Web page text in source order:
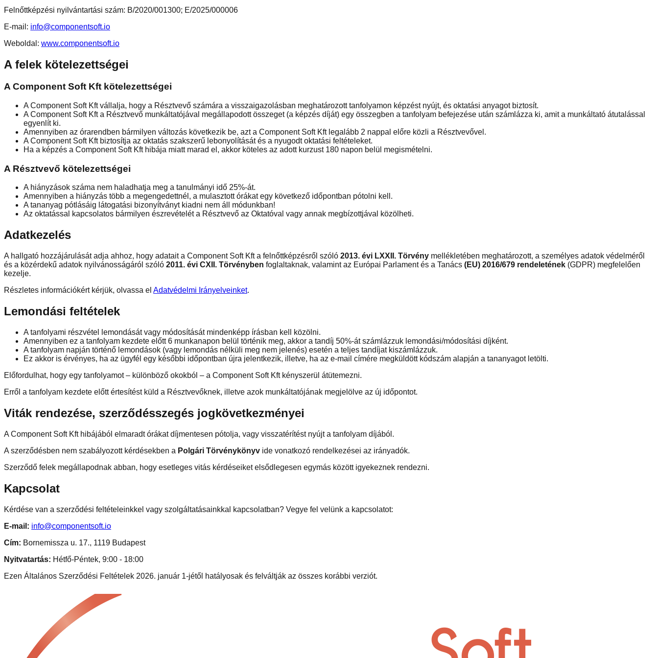
Felnőttképzési nyilvántartási szám: B/2020/001300; E/2025/000006
E-mail: info@componentsoft.io
Weboldal: www.componentsoft.io
A felek kötelezettségei
A Component Soft Kft kötelezettségei
A Component Soft Kft vállalja, hogy a Résztvevő számára a visszaigazolásban meghatározott tanfolyamon képzést nyújt, és oktatási anyagot biztosít.
A Component Soft Kft a Résztvevő munkáltatójával megállapodott összeget (a képzés díját) egy összegben a tanfolyam befejezése után számlázza ki, amit a munkáltató átutalással
egyenlít ki.
Amennyiben az órarendben bármilyen változás következik be, azt a Component Soft Kft legalább 2 nappal előre közli a Résztvevővel.
A Component Soft Kft biztosítja az oktatás szakszerű lebonyolítását és a nyugodt oktatási feltételeket.
Ha a képzés a Component Soft Kft hibája miatt marad el, akkor köteles az adott kurzust 180 napon belül megismételni.
A Résztvevő kötelezettségei
A hiányzások száma nem haladhatja meg a tanulmányi idő 25%-át.
Amennyiben a hiányzás több a megengedettnél, a mulasztott órákat egy következő időpontban pótolni kell.
A tananyag pótlásáig látogatási bizonyítványt kiadni nem áll módunkban!
Az oktatással kapcsolatos bármilyen észrevételét a Résztvevő az Oktatóval vagy annak megbízottjával közölheti.
Adatkezelés
A hallgató hozzájárulását adja ahhoz, hogy adatait a Component Soft Kft a felnőttképzésről szóló 2013. évi LXXII. Törvény mellékletében meghatározott, a személyes adatok védelméről
és a közérdekű adatok nyilvánosságáról szóló 2011. évi CXII. Törvényben foglaltaknak, valamint az Európai Parlament és a Tanács (EU) 2016/679 rendeletének (GDPR) megfelelően
kezelje.
Részletes információkért kérjük, olvassa el Adatvédelmi Irányelveinket.
Lemondási feltételek
A tanfolyami részvétel lemondását vagy módosítását mindenképp írásban kell közölni.
Amennyiben ez a tanfolyam kezdete előtt 6 munkanapon belül történik meg, akkor a tandíj 50%-át számlázzuk lemondási/módosítási díjként.
A tanfolyam napján történő lemondások (vagy lemondás nélküli meg nem jelenés) esetén a teljes tandíjat kiszámlázzuk.
Ez akkor is érvényes, ha az ügyfél egy későbbi időpontban újra jelentkezik, illetve, ha az e-mail címére megküldött kódszám alapján a tananyagot letölti.
Előfordulhat, hogy egy tanfolyamot – különböző okokból – a Component Soft Kft kényszerül átütemezni.
Erről a tanfolyam kezdete előtt értesítést küld a Résztvevőknek, illetve azok munkáltatójának megjelölve az új időpontot.
Viták rendezése, szerződésszegés jogkövetkezményei
A Component Soft Kft hibájából elmaradt órákat díjmentesen pótolja, vagy visszatérítést nyújt a tanfolyam díjából.
A szerződésben nem szabályozott kérdésekben a Polgári Törvénykönyv ide vonatkozó rendelkezései az irányadók.
Szerződő felek megállapodnak abban, hogy esetleges vitás kérdéseiket elsődlegesen egymás között igyekeznek rendezni.
Kapcsolat
Kérdése van a szerződési feltételeinkkel vagy szolgáltatásainkkal kapcsolatban? Vegye fel velünk a kapcsolatot:
E-mail: info@componentsoft.io
Cím: Bornemissza u. 17., 1119 Budapest
Nyitvatartás: Hétfő-Péntek, 9:00 - 18:00
Ezen Általános Szerződési Feltételek 2026. január 1-jétől hatályosak és felváltják az összes korábbi verziót.